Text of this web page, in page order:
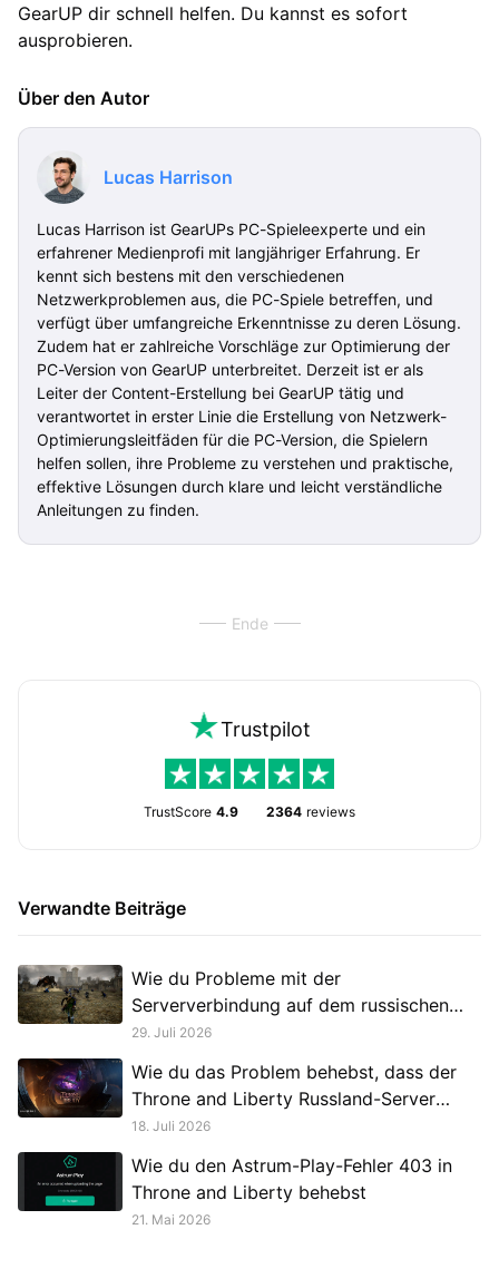
GearUP dir schnell helfen. Du kannst es sofort
ausprobieren.
Über den Autor
Lucas Harrison
Lucas Harrison ist GearUPs PC-Spieleexperte und ein
erfahrener Medienprofi mit langjähriger Erfahrung. Er
kennt sich bestens mit den verschiedenen
Netzwerkproblemen aus, die PC-Spiele betreffen, und
verfügt über umfangreiche Erkenntnisse zu deren Lösung.
Zudem hat er zahlreiche Vorschläge zur Optimierung der
PC-Version von GearUP unterbreitet. Derzeit ist er als
Leiter der Content-Erstellung bei GearUP tätig und
verantwortet in erster Linie die Erstellung von Netzwerk-
Optimierungsleitfäden für die PC-Version, die Spielern
helfen sollen, ihre Probleme zu verstehen und praktische,
effektive Lösungen durch klare und leicht verständliche
Anleitungen zu finden.
Ende
Trustpilot
TrustScore 4.9 2364 reviews
Verwandte Beiträge
Wie du Probleme mit der
Serververbindung auf dem russischen
Server von Throne and Liberty behebst
29. Juli 2026
Wie du das Problem behebst, dass der
Throne and Liberty Russland-Server
beim Laden hängen bleibt
18. Juli 2026
Wie du den Astrum-Play-Fehler 403 in
Throne and Liberty behebst
21. Mai 2026